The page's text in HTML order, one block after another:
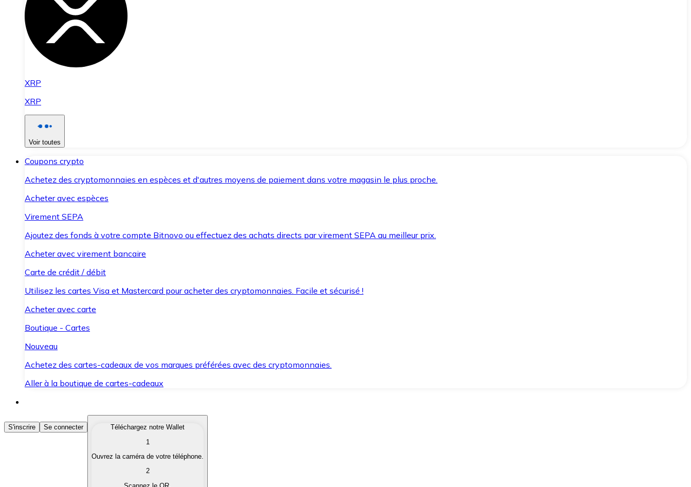
XRP
XRP
Voir toutes
Coupons crypto
Achetez des cryptomonnaies en espèces et d'autres moyens de paiement dans votre magasin le plus proche.
Acheter avec espèces
Virement SEPA
Ajoutez des fonds à votre compte Bitnovo ou effectuez des achats directs par virement SEPA au meilleur prix.
Acheter avec virement bancaire
Carte de crédit / débit
Utilisez les cartes Visa et Mastercard pour acheter des cryptomonnaies. Facile et sécurisé !
Acheter avec carte
Boutique - Cartes
Nouveau
Achetez des cartes-cadeaux de vos marques préférées avec des cryptomonnaies.
Aller à la boutique de cartes-cadeaux
Acheter des Cryptomonnaies
Achetez les cryptomonnaies qui vous intéressent rapidement et en toute sécurité.
Convertissez vos cryptomonnaies en monnaie fiduciaire lorsque vous en avez besoin.
S'inscrire Se connecter
Téléchargez notre Wallet
1
Ouvrez la caméra de votre téléphone.
2